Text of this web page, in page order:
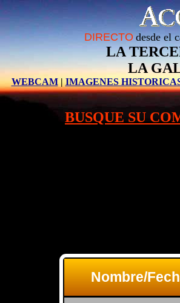
DIRECTO desde el
LA
LA
WEBCAM|IMAGENES
BUSQUE SU
Nombre/